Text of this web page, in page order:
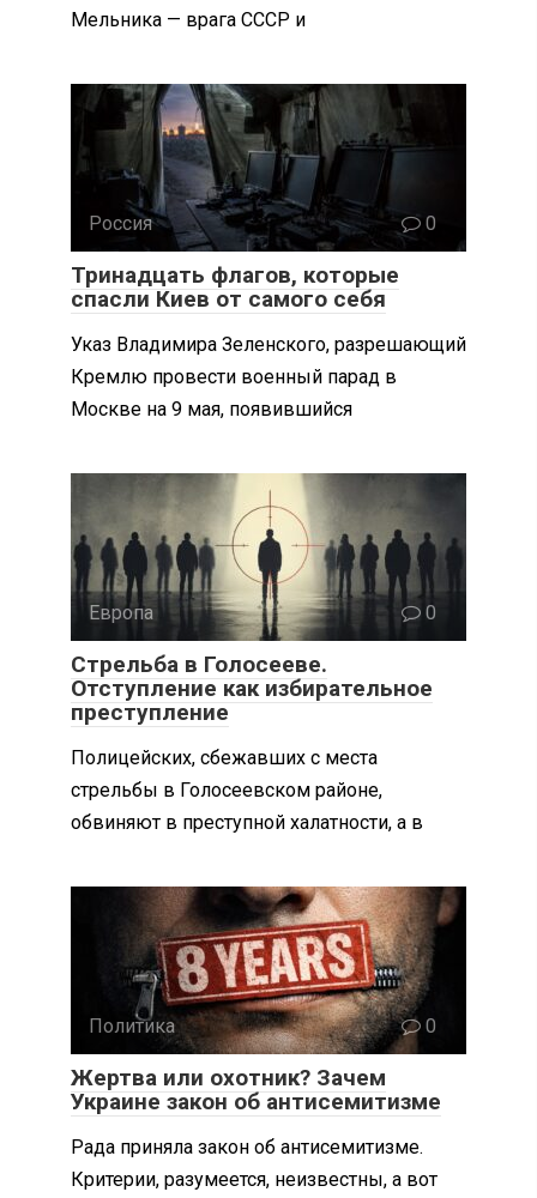
Мельника — врага СССР и
Россия 0
Тринадцать флагов, которые
спасли Киев от самого себя
Указ Владимира Зеленского, разрешающий
Кремлю провести военный парад в
Москве на 9 мая, появившийся
Европа 0
Стрельба в Голосееве.
Отступление как избирательное
преступление
Полицейских, сбежавших с места
стрельбы в Голосеевском районе,
обвиняют в преступной халатности, а в
Политика 0
Жертва или охотник? Зачем
Украине закон об антисемитизме
Рада приняла закон об антисемитизме.
Критерии, разумеется, неизвестны, а вот